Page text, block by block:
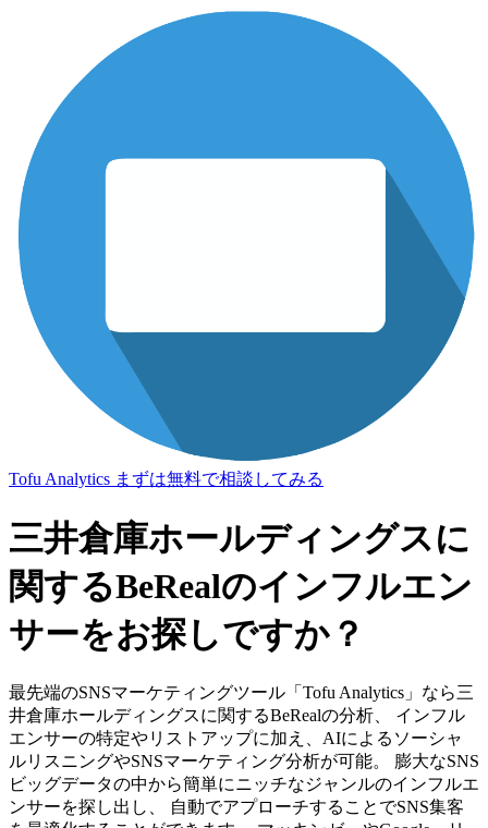
Tofu Analytics まずは無料で相談してみる
三井倉庫ホールディングスに
関するBeRealのインフルエン
サーをお探しですか？
最先端のSNSマーケティングツール「Tofu Analytics」なら三
井倉庫ホールディングスに関するBeRealの分析、 インフル
エンサーの特定やリストアップに加え、AIによるソーシャ
ルリスニングやSNSマーケティング分析が可能。 膨大なSNS
ビッグデータの中から簡単にニッチなジャンルのインフルエ
ンサーを探し出し、 自動でアプローチすることでSNS集客